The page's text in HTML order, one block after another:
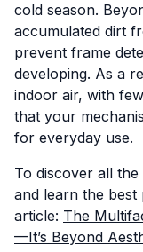
cold season.
accumulated dirt
prevent frame
developing. As a
indoor air, with
that your
for everyday use.
To discover all
and learn the
article: The
—It’s Beyond